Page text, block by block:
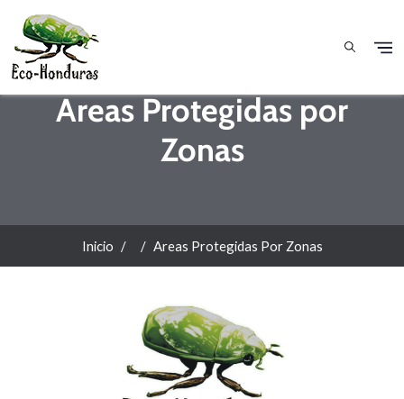
Areas Protegidas por
Zonas
Inicio Areas Protegidas Por Zonas